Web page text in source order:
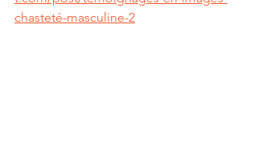
chasteté-masculine-2